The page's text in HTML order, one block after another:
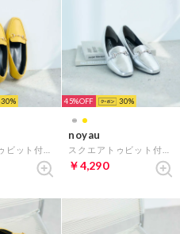
30 45% 30
noyau
￥4,290